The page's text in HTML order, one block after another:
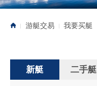
| 游艇交易 | 我要买艇
新艇 二手艇